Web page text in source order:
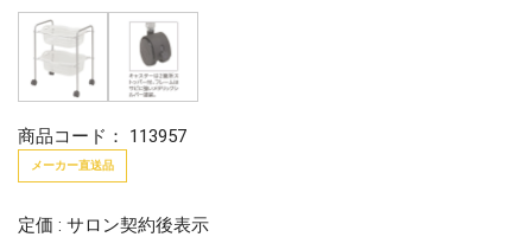
商品コード： 113957
メーカー直送品
定価 : サロン契約後表示